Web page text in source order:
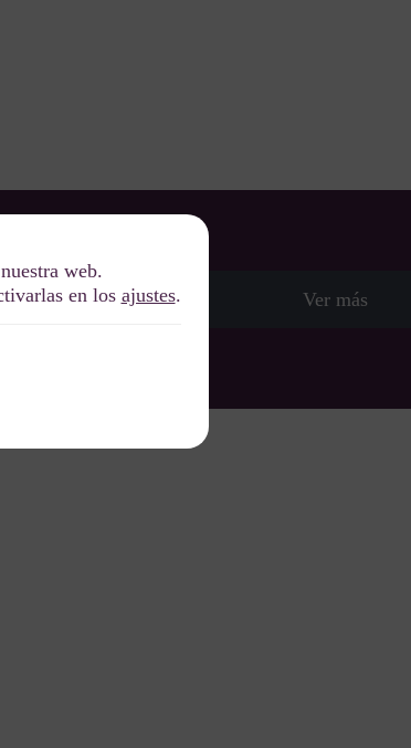
eventos
que tu
¡Bienvenido al
Ver más
web.
en los ajustes.